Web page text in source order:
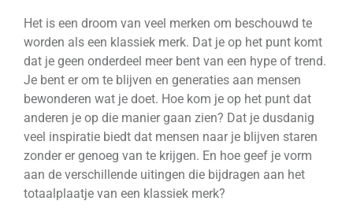
Het is een droom van veel merken om beschouwd te
worden als een klassiek merk. Dat je op het punt komt
dat je geen onderdeel meer bent van een hype of trend.
Je bent er om te blijven en generaties aan mensen
bewonderen wat je doet. Hoe kom je op het punt dat
anderen je op die manier gaan zien? Dat je dusdanig
veel inspiratie biedt dat mensen naar je blijven staren
zonder er genoeg van te krijgen. En hoe geef je vorm
aan de verschillende uitingen die bijdragen aan het
totaalplaatje van een klassiek merk?